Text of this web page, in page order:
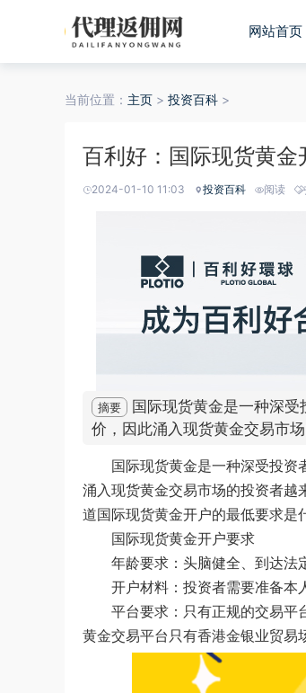
网站首页
当前位置： 主页 > 投资百科 >
百利好：国际现货黄
2024-01-10 11:03 投资百科 阅读
摘要
国际现货黄金是一种深
价，因此涌入现货黄金交易市
国际现货黄金是一种深受投资
涌入现货黄金交易市场的投资者越
道国际现货黄金开户的最低要求是
国际现货黄金开户要求
年龄要求：头脑健全、到达法
开户材料：投资者需要准备本
平台要求：只有正规的交易平
黄金交易平台只有香港金银业贸易